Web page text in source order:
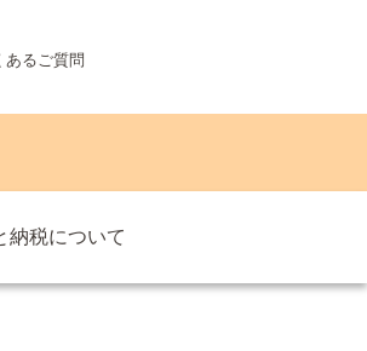
あるご質問
納税について